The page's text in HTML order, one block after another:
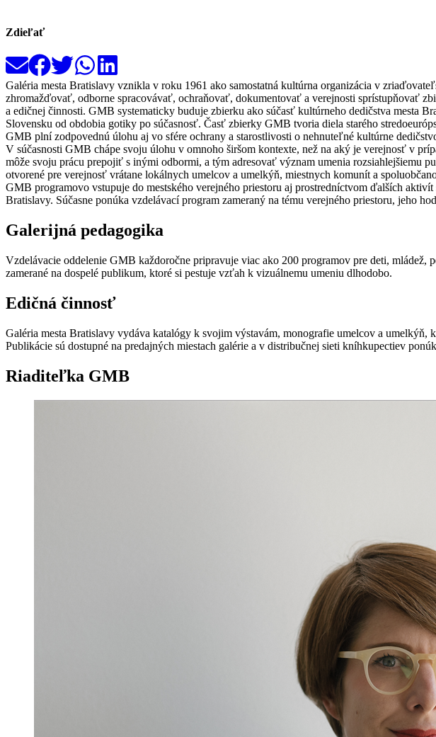
Zdieľať
Galéria mesta Bratislavy vznikla v roku 1961 ako samostatná kultúrna organizácia v
zhromažďovať, odborne spracovávať, ochraňovať, dokumentovať a verejnosti sprístupňovať
a edičnej činnosti. GMB systematicky buduje zbierku ako súčasť kultúrneho dedičstva mesta
Slovensku od obdobia gotiky po súčasnosť. Časť zbierky GMB tvoria diela starého
GMB plní zodpovednú úlohu aj vo sfére ochrany a starostlivosti o nehnuteľné kultúrne
V súčasnosti GMB chápe svoju úlohu v omnoho širšom kontexte, než na aký je verejnosť v
môže svoju prácu prepojiť s inými odbormi, a tým adresovať význam umenia rozsiahlejšiemu
otvorené pre verejnosť vrátane lokálnych umelcov a umelkýň, miestnych komunít a
GMB programovo vstupuje do mestského verejného priestoru aj prostredníctvom ďalších
Bratislavy. Súčasne ponúka vzdelávací program zameraný na tému verejného priestoru, jeho
Galerijná pedagogika
Vzdelávacie oddelenie GMB každoročne pripravuje viac ako 200 programov pre deti,
zamerané na dospelé publikum, ktoré si pestuje vzťah k vizuálnemu umeniu dlhodobo.
Edičná činnosť
Galéria mesta Bratislavy vydáva katalógy k svojim výstavám, monografie umelcov a
Publikácie sú dostupné na predajných miestach galérie a v distribučnej sieti kníhkupectiev
Riaditeľka GMB